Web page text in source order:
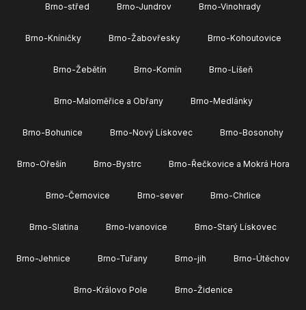
Brno-střed Brno-Jundrov Brno-Vinohrady
Brno-Kníničky Brno-Žabovřesky Brno-Kohoutovice
Brno-Žebětín Brno-Komín Brno-Líšeň
Brno-Maloměřice a Obřany Brno-Medlánky
Brno-Bohunice Brno-Nový Lískovec Brno-Bosonohy
Brno-Ořešín Brno-Bystrc Brno-Řečkovice a Mokrá Hora
Brno-Černovice Brno-sever Brno-Chrlice
Brno-Slatina Brno-Ivanovice Brno-Starý Lískovec
Brno-Jehnice Brno-Tuřany Brno-jih Brno-Útěchov
Brno-Královo Pole Brno-Židenice